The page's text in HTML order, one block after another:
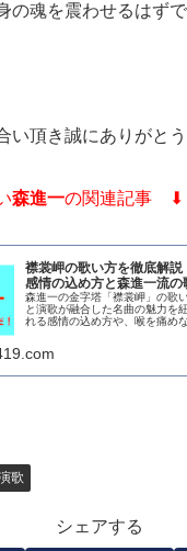
の魂を震わせるはずで
い頂き誠にありがとう
森進一の関連記事 ⬇
襟裳岬の歌い方を徹底解説
感情の込め方と森進一流の
森進一の金字塔「襟裳岬」の歌
と演歌が融合した名曲の魅力を
れる感情の込め方や、喉を痛め
歌
シェアする